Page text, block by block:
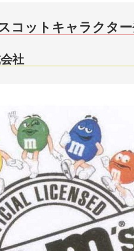
コットキャラクタ
社